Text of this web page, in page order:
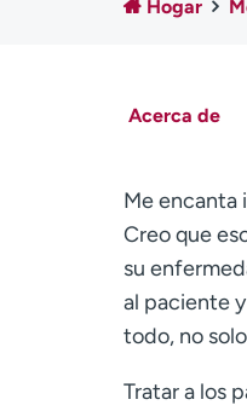
Hogar
Acerca de
Me encanta
Creo que
su
al paciente
todo, no
Tratar a los